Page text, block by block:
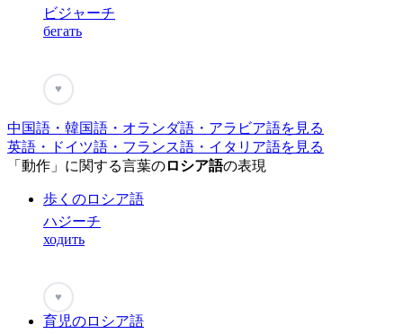
ビジャーチ
бегать
♥
中国語・韓国語・オランダ語・アラビア語を見る
英語・ドイツ語・フランス語・イタリア語を見る
「動作」に関する言葉のロシア語の表現
歩くのロシア語
ハジーチ
ходить
♥
育児のロシア語